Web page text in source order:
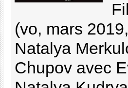
(vo, mars
Natalya
Chupov avec